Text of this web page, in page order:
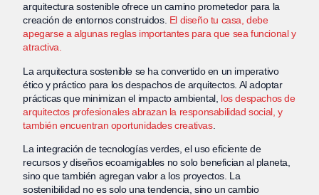
arquitectura sostenible ofrece un camino prometedor para la
creación de entornos construidos. El diseño tu casa, debe
apegarse a algunas reglas importantes para que sea funcional y
atractiva.
La arquitectura sostenible se ha convertido en un imperativo
ético y práctico para los despachos de arquitectos. Al adoptar
prácticas que minimizan el impacto ambiental, los despachos de
arquitectos profesionales abrazan la responsabilidad social, y
también encuentran oportunidades creativas.
La integración de tecnologías verdes, el uso eficiente de
recursos y diseños ecoamigables no solo benefician al planeta,
sino que también agregan valor a los proyectos. La
sostenibilidad no es solo una tendencia, sino un cambio